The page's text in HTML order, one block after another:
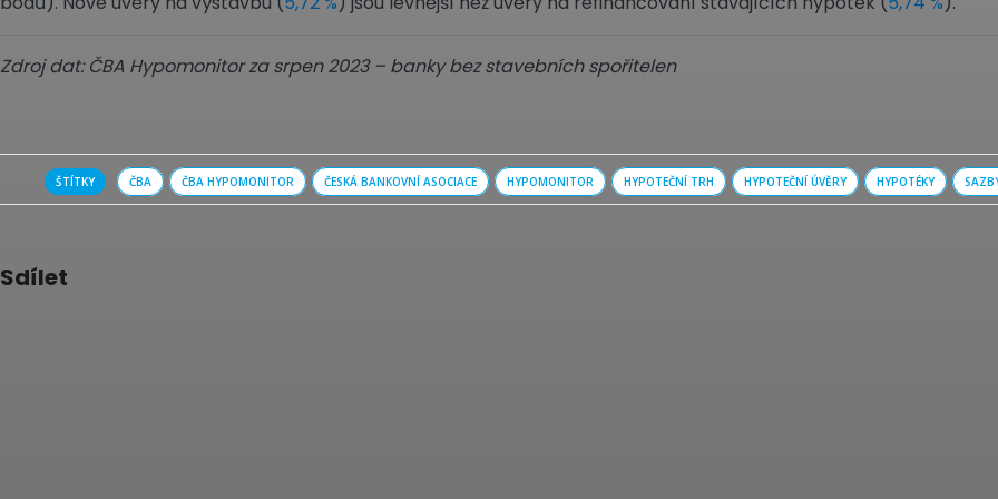
Zdroj dat: ČBA Hypomonitor za srpen 2023 – banky bez stavebních spořitelen
ŠTÍTKY ČBA ČBA HYPOMONITOR ČESKÁ BANKOVNÍ ASOCIACE HYPOMONITOR HYPOTEČNÍ TRH HYPOTEČNÍ ÚVĚRY HYPOTÉKY
Sdílet